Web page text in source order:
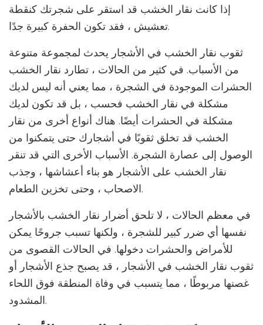
إذا كانت نقار الخشب قد استقر على شجرتك كنقطة
تعشيش ، فقد تكون الحفرة كبيرة جدًا.
ثقوب نقار الخشب في الأشجار يحدث لمجموعة متنوعة
من الأسباب. في كثير من الحالات ، تطارد نقار الخشب
الحشرات الموجودة في الشجرة ، مما يعني أنه ليس لديك
مشكلة في نقار الخشب فحسب ، بل قد تكون لديك
مشكلة في الحشرات أيضًا. هناك أنواع أخرى من نقار
الخشب قد تخلق ثقوبًا في أشجارك حتى يتمكنوا من
الوصول إلى عصارة الشجرة. الأسباب الأخرى التي قد تنقر
نقار الخشب على الأشجار هو بناء أعشاشها ، وجذب
الاصحاب ، وحتى تخزين الطعام.
في معظم الحالات ، لا تلحق أضرار نقار الخشب بالأشجار
نفسها أي ضرر كبير للشجرة ، ولكنها تسبب جروحًا يمكن
للأمراض والحشرات دخولها. في الحالات القصوى من
ثقوب نقار الخشب في الأشجار ، قد يصبح جذع الأشجار أو
غصنها مربوطًا ، مما يتسبب في وفاة المنطقة فوق اللحاء
المشدود.